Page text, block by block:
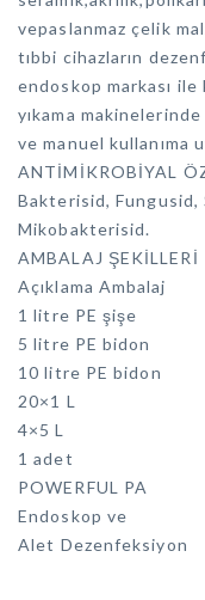
vepaslanmaz çelik
tıbbi cihazların
endoskop markası ile
yıkama makinelerinde
ve manuel kullanıma
ANTİMİKROBİYAL
Bakterisid,
Mikobakterisid.
AMBALAJ ŞEKİLLERİ
Açıklama Ambalaj
1 litre PE şişe
5 litre PE bidon
10 litre PE bidon
20×1 L
4×5 L
1 adet
POWERFUL PA
Endoskop ve
Alet Dezenfeksiyon